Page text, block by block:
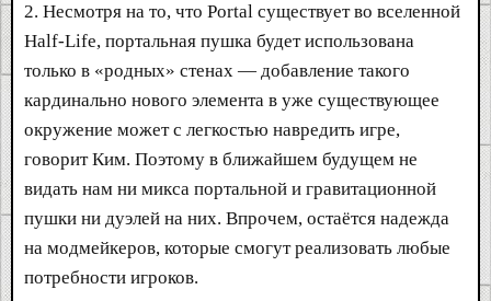
2. Несмотря на то, что Portal существует во вселенной
Half-Life, портальная пушка будет использована
только в «родных» стенах — добавление такого
кардинально нового элемента в уже существующее
окружение может с легкостью навредить игре,
говорит Ким. Поэтому в ближайшем будущем не
видать нам ни микса портальной и гравитационной
пушки ни дуэлей на них. Впрочем, остаётся надежда
на модмейкеров, которые смогут реализовать любые
потребности игроков.